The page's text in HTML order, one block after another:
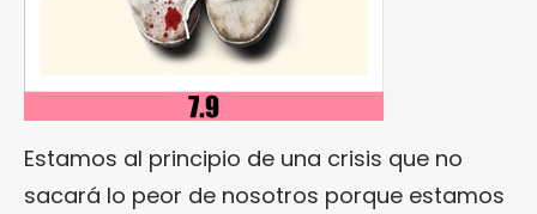
Estamos al principio de una crisis que no
sacará lo peor de nosotros porque estamos